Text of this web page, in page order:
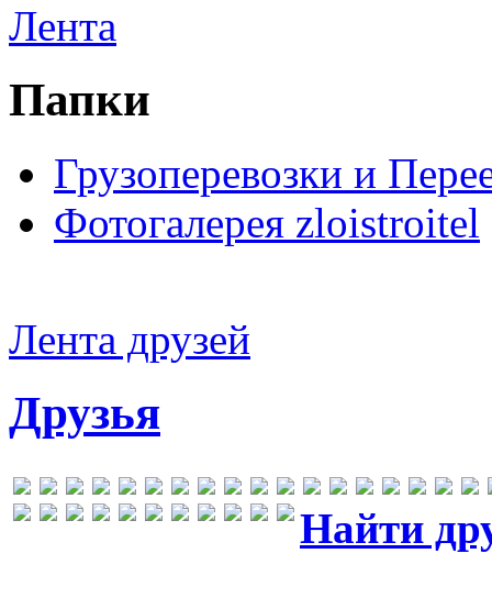
Лента
Папки
Грузоперевозки и
Фотогалерея zloistroitel
Лента друзей
Друзья
Найти